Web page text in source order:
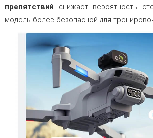
препятствий снижает вероятность
модель более безопасной для